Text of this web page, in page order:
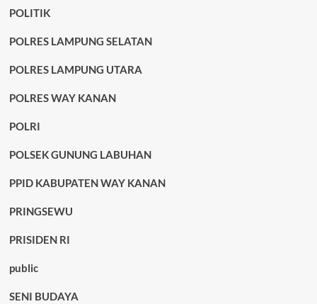
POLITIK
POLRES LAMPUNG SELATAN
POLRES LAMPUNG UTARA
POLRES WAY KANAN
POLRI
POLSEK GUNUNG LABUHAN
PPID KABUPATEN WAY KANAN
PRINGSEWU
PRISIDEN RI
public
SENI BUDAYA